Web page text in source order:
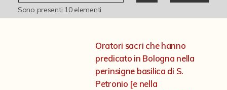
Sono presenti 10elementi
Oratori sacri che hanno
predicato in Bologna nella
perinsigne basilica di S.
Petronio [e nella